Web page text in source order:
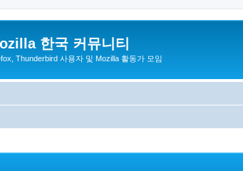
한국 커뮤니티
Thunderbird 사용자 및 Mozilla 활동가 모임